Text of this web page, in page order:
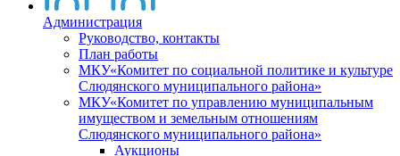
Администрация
Руководство, контакты
План работы
МКУ«Комитет по социальной политике и культуре
Слюдянского муниципального района»
МКУ«Комитет по управлению муниципальным
имуществом и земельным отношениям
Слюдянского муниципального района»
Аукционы